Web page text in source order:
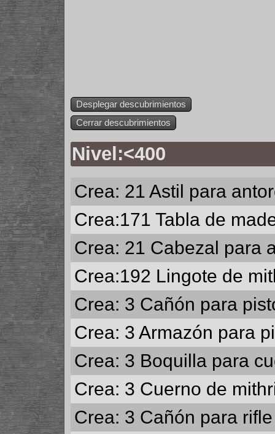
Desplegar descubrimientos
Cerrar descubrimientos
Nivel:<400
Crea: 21 Astil para
Crea:171 Tabla de
Crea: 21 Cabezal para
Crea:192 Lingote de
Crea: 3 Cañón para
Crea: 3 Armazón para
Crea: 3 Boquilla para
Crea: 3 Cuerno de
Crea: 3 Cañón para